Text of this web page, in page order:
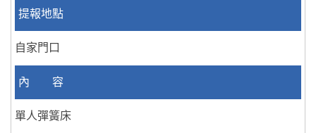
提報地點
自家門口
內 容
單人彈簧床